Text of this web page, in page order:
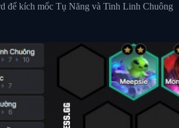
để kích mốc Tụ Năng và Tinh Linh Chuông